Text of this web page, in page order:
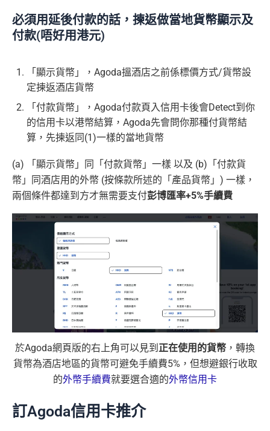
必須用延後付款的話，揀返做當地貨幣顯示及
付款(唔好用港元)
「顯示貨幣」，Agoda搵酒店之前係標價方式/貨幣設
定揀返酒店貨幣
「付款貨幣」，Agoda付款頁入信用卡後會Detect到你
的信用卡以港幣結算，Agoda先會問你那種付貨幣結
算，先揀返同(1)一樣的當地貨幣
(a) 「顯示貨幣」同「付款貨幣」一樣 以及 (b)「付款貨
幣」同酒店用的外幣 (按條款所述的「產品貨幣」) 一樣，
兩個條件都達到方才無需要支付彭博匯率+5%手續費
於Agoda網頁版的右上角可以見到 正在使用的貨幣 ，轉換
貨幣為酒店地區的貨幣可避免手續費5%，但想避銀行收取
的外幣手續費就要選合適的外幣信用卡
訂Agoda信用卡推介